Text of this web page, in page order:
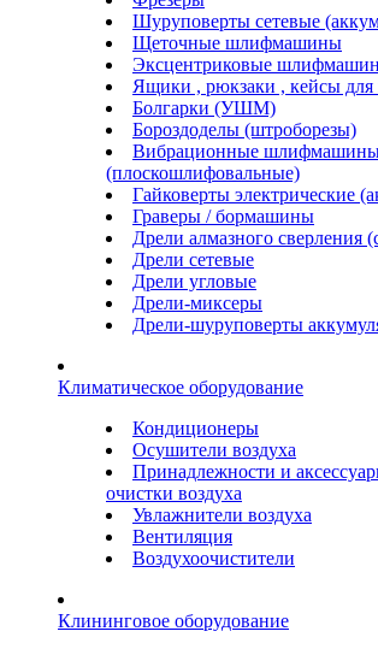
Шуруповерты сетевые
Щеточные шлифмашины
Эксцентриковые
Ящики , рюкзаки , кейсы для
Болгарки (УШМ)
Бороздоделы (штроборезы)
Вибрационные
(плоскошлифовальные)
Гайковерты электрические
Граверы / бормашины
Дрели алмазного сверления
Дрели сетевые
Дрели угловые
Дрели-миксеры
Дрели-шуруповерты
Климатическое оборудование
Кондиционеры
Осушители воздуха
Принадлежности и
очистки воздуха
Увлажнители воздуха
Вентиляция
Воздухоочистители
Клининговое оборудование